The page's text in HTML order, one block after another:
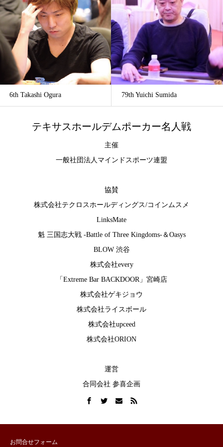
6th Takashi Ogura 79th Yuichi Sumida
テキサスホールデムポーカー名人戦
主催
一般社団法人マインドスポーツ連盟
協賛
株式会社テクロスホールディングス/コインムスメ
LinksMate
魁 三国志大戦 -Battle of Three Kingdoms-＆Oasys
BLOW 渋谷
株式会社every
「Extreme Bar BACKDOOR」宮崎店
株式会社ゲキジョウ
株式会社ライスボール
株式会社upceed
株式会社ORION
運営
合同会社 参喜企画
お問合せフォーム